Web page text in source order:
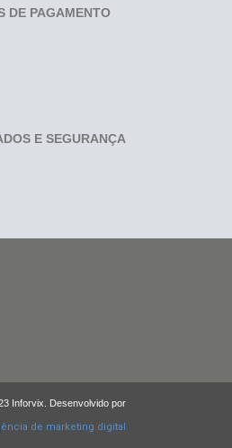
DE PAGAMENTO
E SEGURANÇA
Inforvix. Desenvolvido por